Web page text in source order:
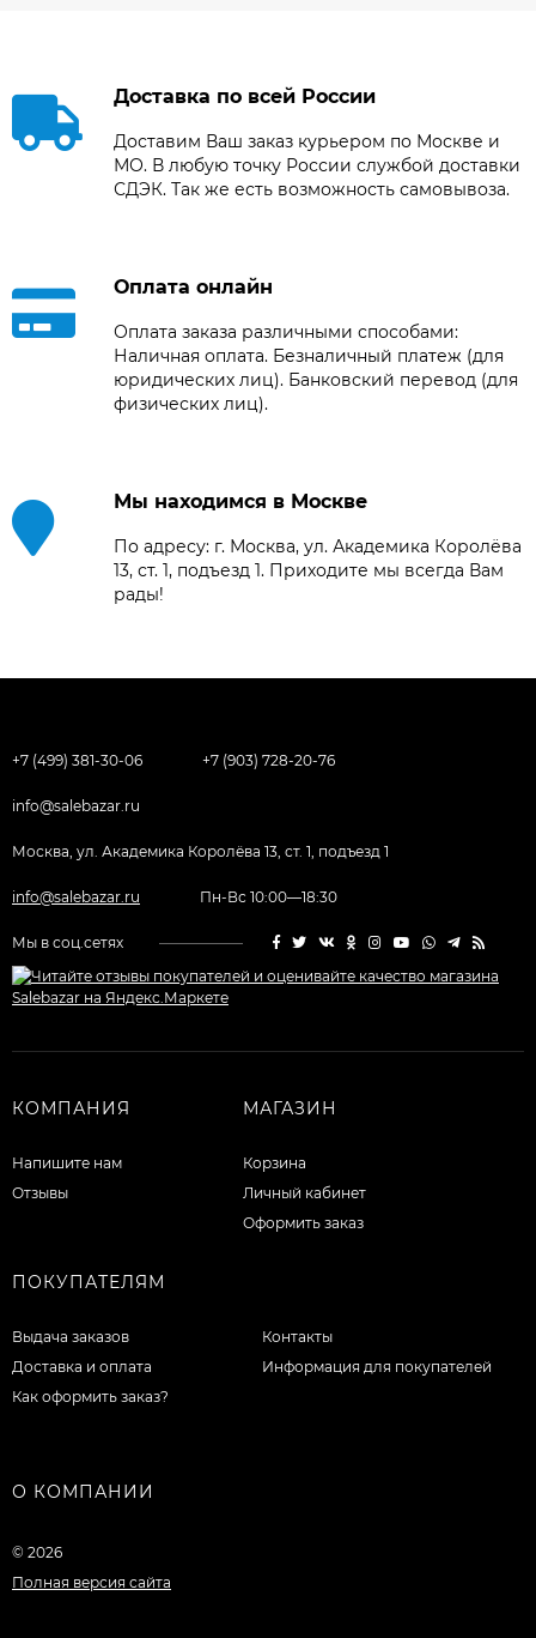
Доставка по всей России
Доставим Ваш заказ курьером по Москве и
МО. В любую точку России службой доставки
СДЭК. Так же есть возможность самовывоза.
Оплата онлайн
Оплата заказа различными способами:
Наличная оплата. Безналичный платеж (для
юридических лиц). Банковский перевод (для
физических лиц).
Мы находимся в Москве
По адресу: г. Москва, ул. Академика Королёва
13, ст. 1, подъезд 1. Приходите мы всегда Вам
рады!
+7 (499) 381-30-06 +7 (903) 728-20-76
info@salebazar.ru
Москва, ул. Академика Королёва 13, ст. 1, подъезд 1
info@salebazar.ru Пн-Вс 10:00—18:30
Мы в соц.сетях
КОМПАНИЯ
Напишите нам
Отзывы
МАГАЗИН
Корзина
Личный кабинет
Оформить заказ
ПОКУПАТЕЛЯМ
Выдача заказов
Доставка и оплата
Как оформить заказ?
Контакты
Информация для покупателей
О КОМПАНИИ
© 2026
Полная версия сайта